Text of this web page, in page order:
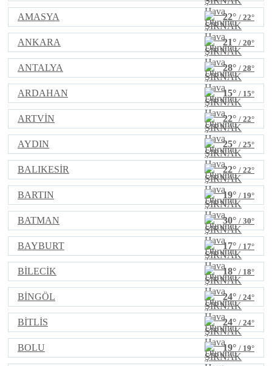
AMASYA 22° / 22°
ANKARA 21° / 20°
ANTALYA 28° / 28°
ARDAHAN 15° / 15°
ARTVİN 22° / 22°
AYDIN 25° / 25°
BALIKESİR 22° / 22°
BARTIN 19° / 19°
BATMAN 30° / 30°
BAYBURT 17° / 17°
BİLECİK 18° / 18°
BİNGÖL 24° / 24°
BİTLİS 24° / 24°
BOLU 19° / 19°